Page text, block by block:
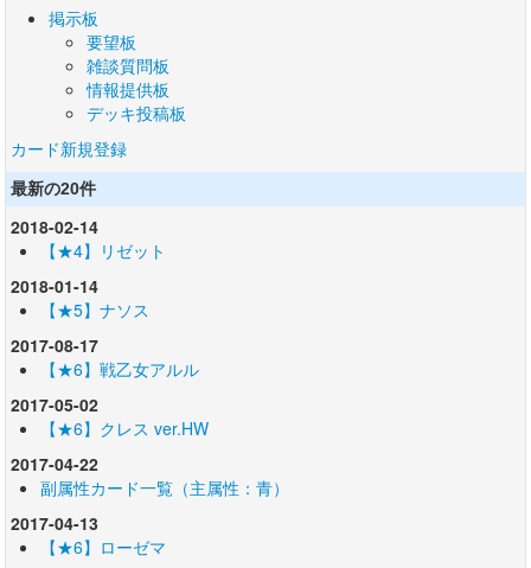
掲示板
要望板
雑談質問板
情報提供板
デッキ投稿板
カード新規登録
最新の20件
2018-02-14
【★4】リゼット
2018-01-14
【★5】ナソス
2017-08-17
【★6】戦乙女アルル
2017-05-02
【★6】クレス ver.HW
2017-04-22
副属性カード一覧（主属性：青）
2017-04-13
【★6】ローゼマ